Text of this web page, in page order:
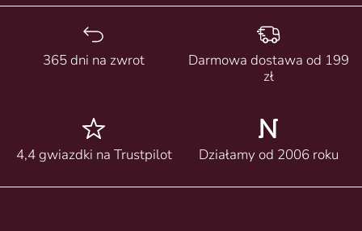
365 dni na zwrot
Darmowa dostawa od 199
zł
4,4 gwiazdki na Trustpilot Działamy od 2006 roku